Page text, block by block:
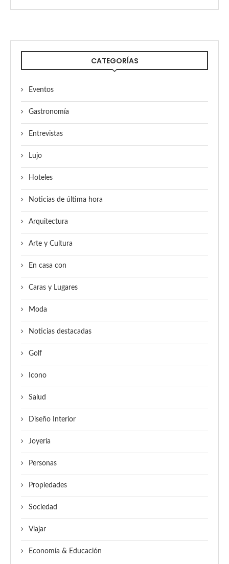
CATEGORÍAS
Eventos
Gastronomía
Entrevistas
Lujo
Hoteles
Noticias de última hora
Arquitectura
Arte y Cultura
En casa con
Caras y Lugares
Moda
Noticias destacadas
Golf
Icono
Salud
Diseño Interior
Joyería
Personas
Propiedades
Sociedad
Viajar
Economía & Educación